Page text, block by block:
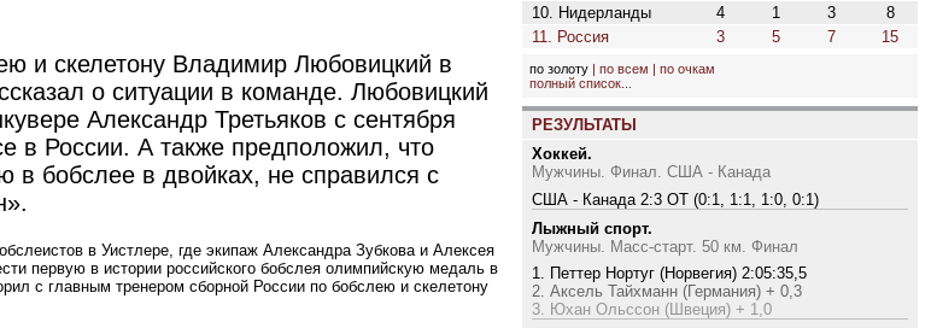
и скелетону Владимир Любовицкий в
о ситуации в команде. Любовицкий
Александр Третьяков с сентября
в России. А также предположил, что
бобслее в двойках, не справился с
в Уистлере, где экипаж Александра Зубкова и Алексея
первую в истории российского бобслея олимпийскую медаль в
с главным тренером сборной России по бобслею и скелетону
10. Нидерланды
4 1 3
8
11. Россия
3 5 7 15
по золоту |по всем |по очкам
полный список...
РЕЗУЛЬТАТЫ
Хоккей.
Мужчины. Финал. США - Канада
США - Канада 2:3 ОТ (0:1, 1:1, 1:0, 0:1)
Лыжный спорт.
Мужчины. Масс-старт. 50 км. Финал
1. Петтер Нортуг (Норвегия) 2:05:35,5
2. Аксель Тайхманн (Германия) + 0,3
3. Юхан Ольссон (Швеция) + 1,0